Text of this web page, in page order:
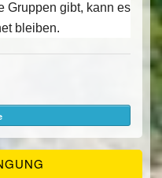
Gruppen gibt, kann es
bleiben.